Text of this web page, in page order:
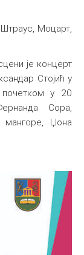
Моцарт,
је концерт
Стојић у
у 20
Сора,
мангоре, Џона